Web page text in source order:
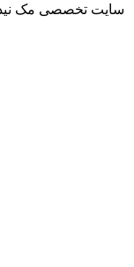
سایت تخصصی مک نید